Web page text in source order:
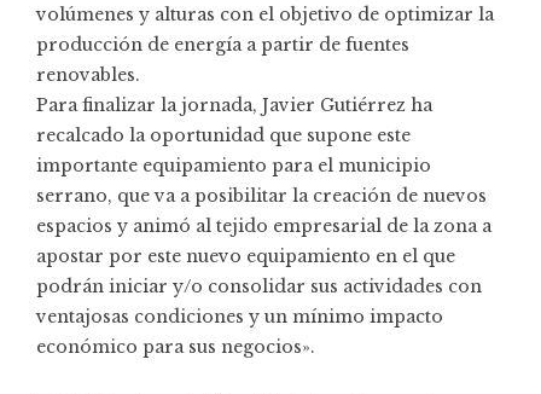
volúmenes y alturas con el objetivo de optimizar la
producción de energía a partir de fuentes
renovables.
Para finalizar la jornada, Javier Gutiérrez ha
recalcado la oportunidad que supone este
importante equipamiento para el municipio
serrano, que va a posibilitar la creación de nuevos
espacios y animó al tejido empresarial de la zona a
apostar por este nuevo equipamiento en el que
podrán iniciar y/o consolidar sus actividades con
ventajosas condiciones y un mínimo impacto
económico para sus negocios».